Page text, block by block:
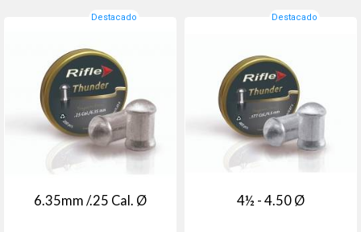
Destacado
6.35mm /.25 Cal. Ø
Destacado
4½ - 4.50 Ø